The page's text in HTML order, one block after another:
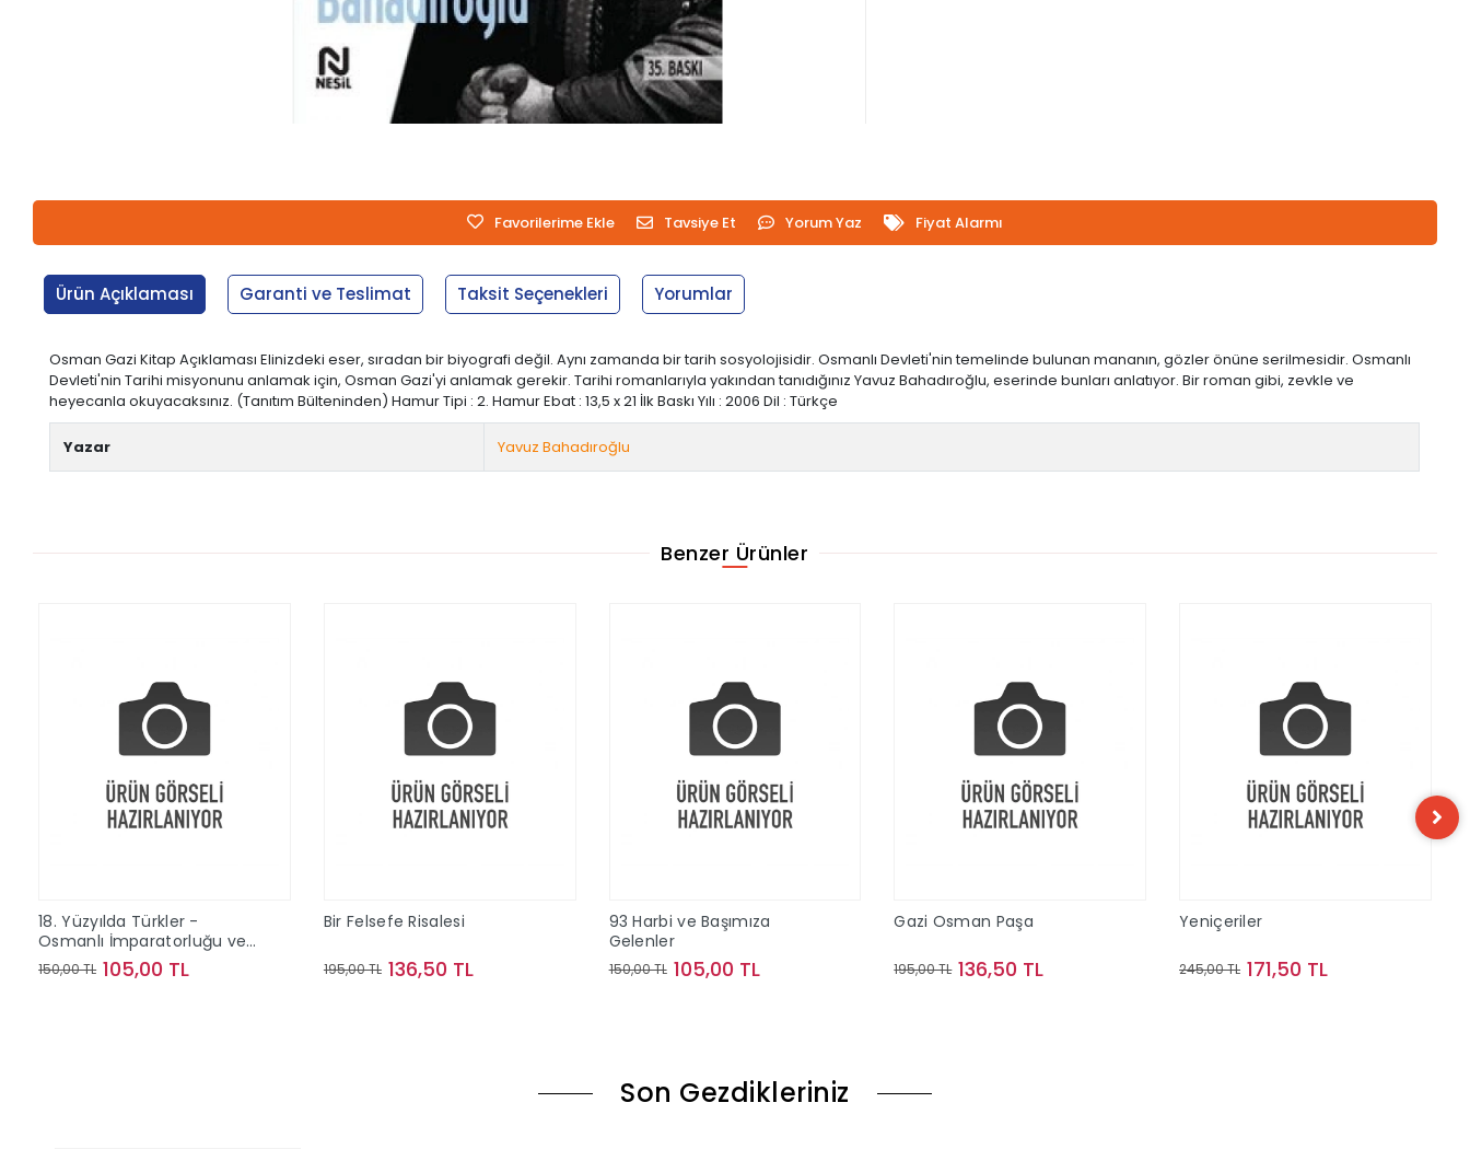
Favorilerime Ekle Tavsiye Et Yorum Yaz Fiyat Alarmı
Ürün Açıklaması Garanti ve Teslimat Taksit Seçenekleri Yorumlar
Osman Gazi Kitap Açıklaması Elinizdeki eser, sıradan bir biyografi değil. Aynı zamanda bir tarih sosyolojisidir. Osmanlı Devleti'nin temelinde bulunan mananın, gözler önüne serilmesidir. Osmanlı
Devleti'nin Tarihi misyonunu anlamak için, Osman Gazi'yi anlamak gerekir. Tarihi romanlarıyla yakından tanıdığınız Yavuz Bahadıroğlu, eserinde bunları anlatıyor. Bir roman gibi, zevkle ve
heyecanla okuyacaksınız. (Tanıtım Bülteninden) Hamur Tipi : 2. Hamur Ebat : 13,5 x 21 İlk Baskı Yılı : 2006 Dil : Türkçe
Yazar Yavuz Bahadıroğlu
Benzer Ürünler
18. Yüzyılda Türkler -
Osmanlı İmparatorluğu ve
Kırım Hatıraları
150,00 TL 105,00 TL
Bir Felsefe Risalesi
195,00 TL 136,50 TL
93 Harbi ve Başımıza
Gelenler
150,00 TL 105,00 TL
Gazi Osman Paşa
195,00 TL 136,50 TL
Yeniçeriler
245,00 TL 171,50 TL
Son Gezdikleriniz